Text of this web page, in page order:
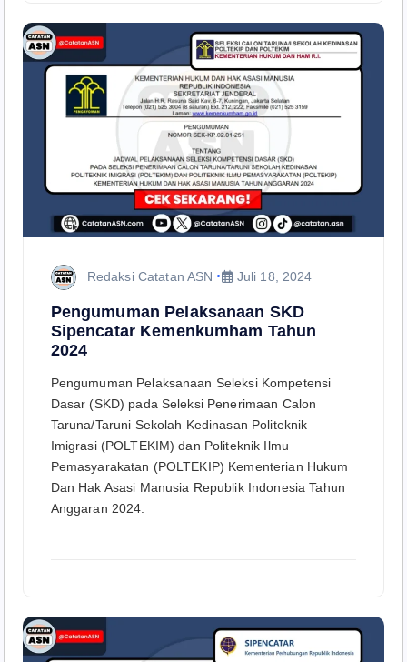
Redaksi Catatan ASN Juli 18, 2024
Pengumuman Pelaksanaan SKD
Sipencatar Kemenkumham Tahun
2024
Pengumuman Pelaksanaan Seleksi Kompetensi
Dasar (SKD) pada Seleksi Penerimaan Calon
Taruna/Taruni Sekolah Kedinasan Politeknik
Imigrasi (POLTEKIM) dan Politeknik Ilmu
Pemasyarakatan (POLTEKIP) Kementerian Hukum
Dan Hak Asasi Manusia Republik Indonesia Tahun
Anggaran 2024.